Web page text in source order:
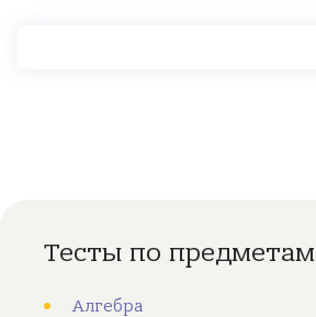
Тесты по предметам
Алгебра